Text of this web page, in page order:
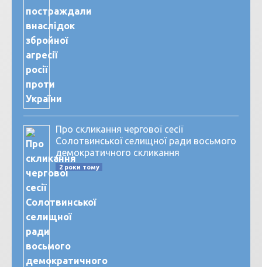
Про скликання чергової сесії
Солотвинської селищної ради восьмого
демократичного скликання
2 роки тому